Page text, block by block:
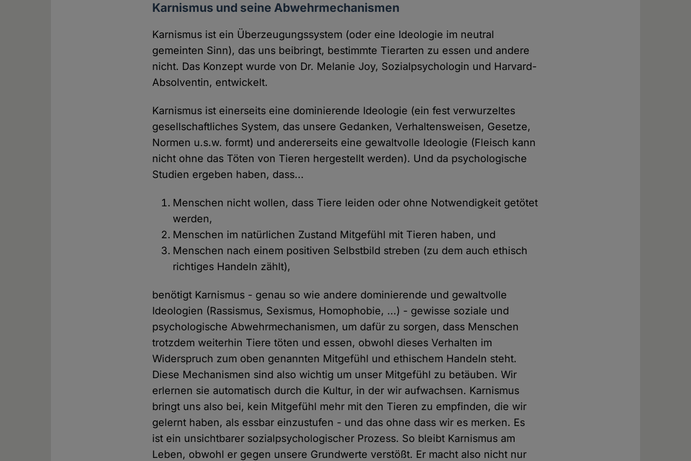
Karnismus und seine Abwehrmechanismen
Karnismus ist ein Überzeugungssystem (oder eine Ideologie im neutral
gemeinten Sinn), das uns beibringt, bestimmte Tierarten zu essen und andere
nicht. Das Konzept wurde von Dr. Melanie Joy, Sozialpsychologin und Harvard-
Absolventin, entwickelt.
Karnismus ist einerseits eine dominierende Ideologie (ein fest verwurzeltes
gesellschaftliches System, das unsere Gedanken, Verhaltensweisen, Gesetze,
Normen u.s.w. formt) und andererseits eine gewaltvolle Ideologie (Fleisch kann
nicht ohne das Töten von Tieren hergestellt werden). Und da psychologische
Studien ergeben haben, dass...
Menschen nicht wollen, dass Tiere leiden oder ohne Notwendigkeit getötet
werden,
Menschen im natürlichen Zustand Mitgefühl mit Tieren haben, und
Menschen nach einem positiven Selbstbild streben (zu dem auch ethisch
richtiges Handeln zählt),
benötigt Karnismus - genau so wie andere dominierende und gewaltvolle
Ideologien (Rassismus, Sexismus, Homophobie, ...) - gewisse soziale und
psychologische Abwehrmechanismen, um dafür zu sorgen, dass Menschen
trotzdem weiterhin Tiere töten und essen, obwohl dieses Verhalten im
Widerspruch zum oben genannten Mitgefühl und ethischem Handeln steht.
Diese Mechanismen sind also wichtig um unser Mitgefühl zu betäuben. Wir
erlernen sie automatisch durch die Kultur, in der wir aufwachsen. Karnismus
bringt uns also bei, kein Mitgefühl mehr mit den Tieren zu empfinden, die wir
gelernt haben, als essbar einzustufen - und das ohne dass wir es merken. Es
ist ein unsichtbarer sozialpsychologischer Prozess. So bleibt Karnismus am
Leben, obwohl er gegen unsere Grundwerte verstößt. Er macht also nicht nur